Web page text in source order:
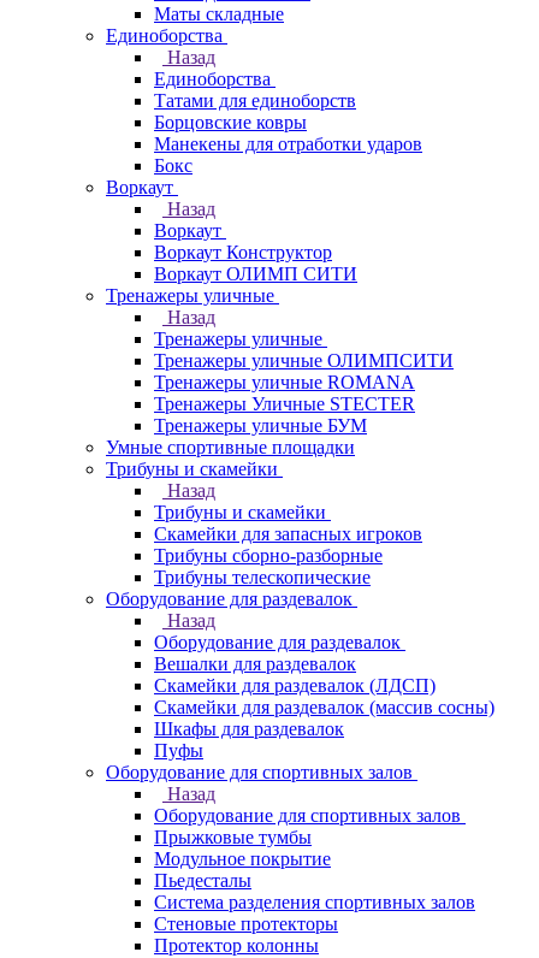
Маты складные
Единоборства
Назад
Единоборства
Татами для единоборств
Борцовские ковры
Манекены для отработки ударов
Бокс
Воркаут
Назад
Воркаут
Воркаут Конструктор
Воркаут ОЛИМП СИТИ
Тренажеры уличные
Назад
Тренажеры уличные
Тренажеры уличные ОЛИМПСИТИ
Тренажеры уличные ROMANA
Тренажеры Уличные STECTER
Тренажеры уличные БУМ
Умные спортивные площадки
Трибуны и скамейки
Назад
Трибуны и скамейки
Скамейки для запасных игроков
Трибуны сборно-разборные
Трибуны телескопические
Оборудование для раздевалок
Назад
Оборудование для раздевалок
Вешалки для раздевалок
Скамейки для раздевалок (ЛДСП)
Скамейки для раздевалок (массив сосны)
Шкафы для раздевалок
Пуфы
Оборудование для спортивных залов
Назад
Оборудование для спортивных залов
Прыжковые тумбы
Модульное покрытие
Пьедесталы
Система разделения спортивных залов
Стеновые протекторы
Протектор колонны